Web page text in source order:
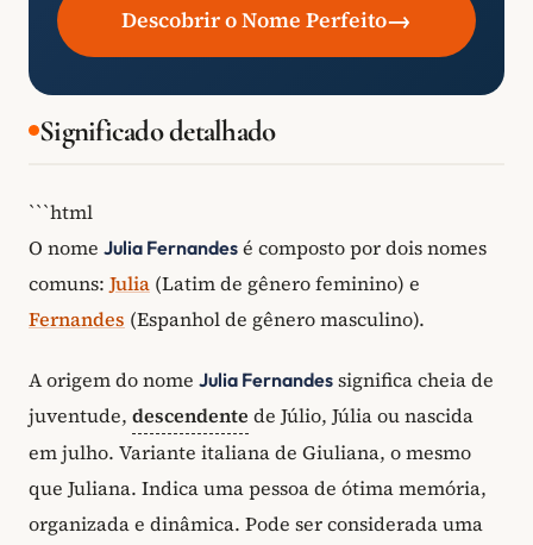
Descobrir o Nome Perfeito→
Significado detalhado
```html
O nome Julia Fernandes é composto por dois nomes
comuns: Julia (Latim de gênero feminino) e
Fernandes (Espanhol de gênero masculino).
A origem do nome Julia Fernandes significa cheia de
juventude, descendente de Júlio, Júlia ou nascida
em julho. Variante italiana de Giuliana, o mesmo
que Juliana. Indica uma pessoa de ótima memória,
organizada e dinâmica. Pode ser considerada uma